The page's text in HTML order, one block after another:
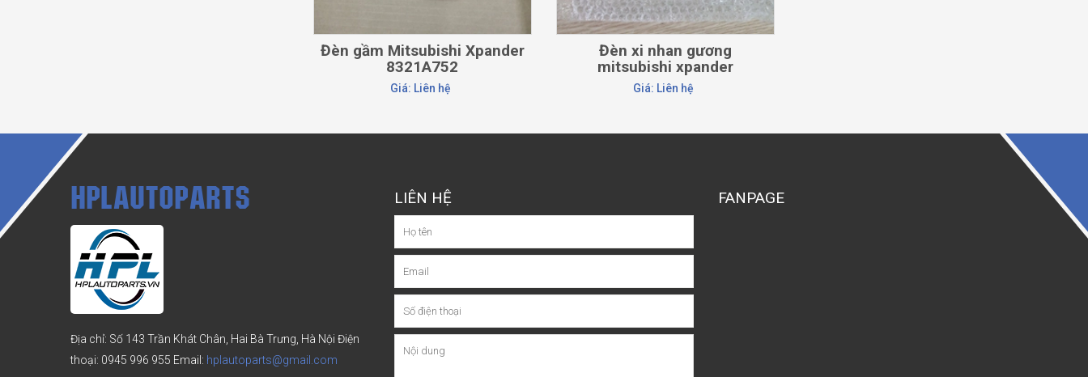
Đèn gầm Mitsubishi Xpander
8321A752
Giá: Liên hệ
Đèn xi nhan gương
mitsubishi xpander
8351A102
Giá: Liên hệ
HPLAUTOPARTS
Địa chỉ: Số 143 Trần Khát Chân, Hai Bà Trưng, Hà Nội Điện
thoại: 0945 996 955 Email: hplautoparts@gmail.com
LIÊN HỆ FANPAGE